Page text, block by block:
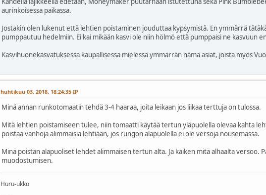
aurinkoisessa paikassa.
Jostakin olen lukenut että lehtien poistaminen jouduttaa kypsymistä. En ymmärrä
pumppautuu hedelmiin. Ei kai mikään kasvi ole niin hölmö että pumppaisi ne kasvuun
Kasvihuonekasvatuksessa kaupallisessa mielessä ymmärrän nämä asiat, joista myös
huhtikuu 03, 2018, 18:24:35 IP
Minä annan runkotomaatin tehdä 3-4 haaraa, joita leikaan jos liikaa terttuja on tulossa.
Mitä lehtien poistamiseen tulee, niin tomaatti käytää tertun yläpuolella olevaa kahta
poistaa vanhoja alimmaisia lehtiään, jos rungon alapuolella ei ole versoja nousemassa.
Minä poistan alapuoliset lehdet alimmaisen tertun alta. Ja kaiken mitä alhaalta versoo.
muodostumisen.
Huru-ukko